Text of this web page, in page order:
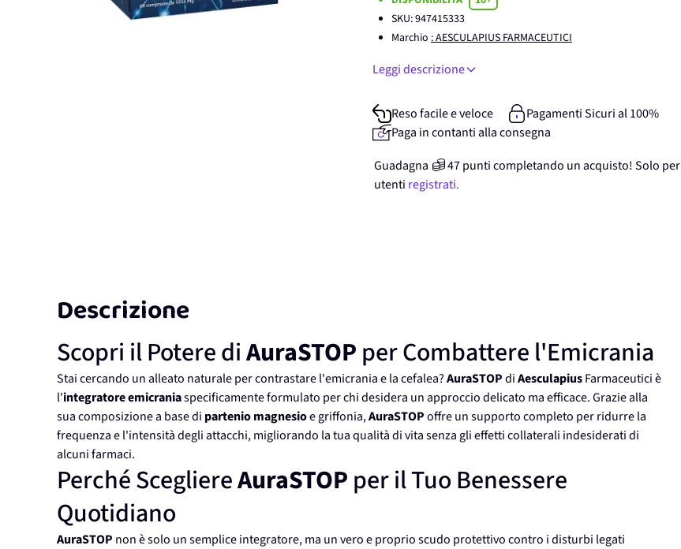
SKU:947415333
Marchio : AESCULAPIUS FARMACEUTICI
Leggi descrizione
Reso facile e veloce
Pagamenti Sicuri al 100%
Paga in contanti alla consegna
Guadagna
47punticompletando un acquisto! Solo per
utenti registrati.
Descrizione
Scopri il Potere diAuraSTOPper Combattere l'Emicrania
Stai cercando un alleato naturale per contrastare l'emicrania e la cefalea?AuraSTOPdiAesculapiusFarmaceutici è
l'integratore emicraniaspecificamente formulato per chi desidera un approccio delicato ma efficace. Grazie alla
sua composizione a base di partenio magnesioe griffonia,AuraSTOPoffre un supporto completo per ridurre la
frequenza e l'intensità degli attacchi, migliorando la tua qualità di vita senza gli effetti collaterali indesiderati di
alcuni farmaci.
Perché ScegliereAuraSTOPper il Tuo Benessere
Quotidiano
AuraSTOP non è solo un semplice integratore, ma un vero e proprio scudo protettivo contro i disturbi legati